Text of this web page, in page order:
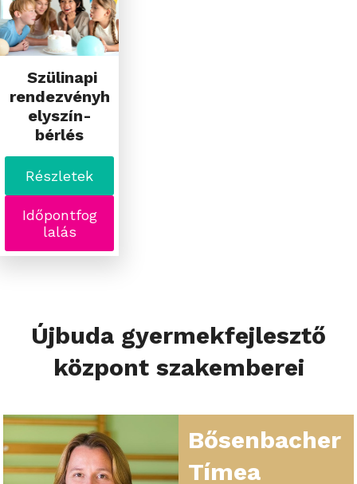
Szülinapi
rendezvényh
elyszín-
bérlés
Részletek
Időpontfog
lalás
Újbuda gyermekfejlesztő
központ szakemberei
Bősenbacher
Tímea